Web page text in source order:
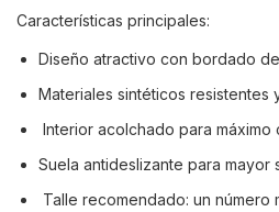
Características principales:
Diseño atractivo con bordado
Materiales sintéticos resistentes
Interior acolchado para máximo
Suela antideslizante para mayor
Talle recomendado: un número